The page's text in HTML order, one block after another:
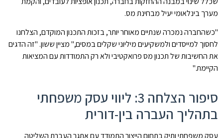
מערך בינלאומי יעיל מבחינת מס.
"כשהחברה נמכרה שנתיים מאוחר יותר, בזכות התכנון המוקדם, הצלחנו
לחסוך למייסדים ולמשקיעים מיליוני שקלים במסים," מציין ששון. "זה הדגים
את החשיבות של תכנון מס פרואקטיבי ולא רק התמודדות עם המציאות
הקיימת."
סיפור הצלחה 3: ליווי עסק משפחתי
בתהליך העברה בין-דורית
עסק משפחתי ותיק בתחום הייצור התמודד עם אתגר העברת השליטה